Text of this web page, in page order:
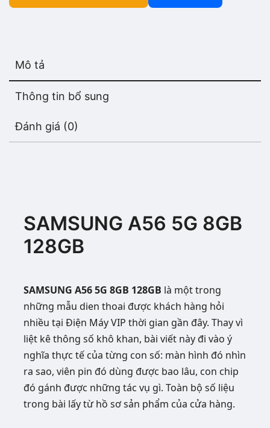
Mô tả
Thông tin bổ sung
Đánh giá (0)
SAMSUNG A56 5G 8GB
128GB
SAMSUNG A56 5G 8GB 128GB là một trong
những mẫu dien thoai được khách hàng hỏi
nhiều tại Điện Máy VIP thời gian gần đây. Thay vì
liệt kê thông số khô khan, bài viết này đi vào ý
nghĩa thực tế của từng con số: màn hình đó nhìn
ra sao, viên pin đó dùng được bao lâu, con chip
đó gánh được những tác vụ gì. Toàn bộ số liệu
trong bài lấy từ hồ sơ sản phẩm của cửa hàng.